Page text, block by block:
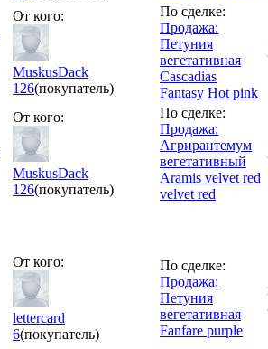
От кого:
MuskusDack
126(покупатель)
По сделке:
Продажа:
Петуния
вегетативная
Cascadias
Fantasy Hot pink
От кого:
MuskusDack
126(покупатель)
По сделке:
Продажа:
Агрирантемум
вегетативный
Aramis velvet red
velvet red
От кого:
lettercard
6(покупатель)
По сделке:
Продажа:
Петуния
вегетативная
Fanfare purple